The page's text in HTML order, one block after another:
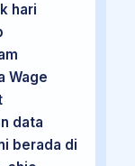
hari
Wage
data
berada di